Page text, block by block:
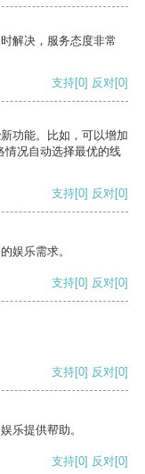
解决，服务态度非常
支持[0] 反对[0]
功能。比如，可以增加
情况自动选择最优的线
支持[0] 反对[0]
娱乐需求。
支持[0] 反对[0]
支持[0] 反对[0]
乐提供帮助。
支持[0] 反对[0]